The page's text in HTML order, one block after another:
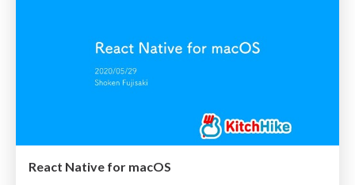
React Native for macOS